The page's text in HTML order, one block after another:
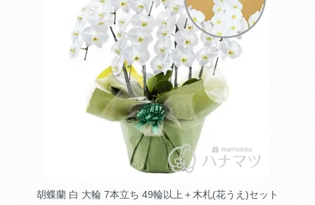
胡蝶蘭 白 大輪 7本立ち 49輪以上＋木札(花うえ)セット